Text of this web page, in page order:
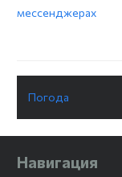
мессенджерах
Погода
Навигация